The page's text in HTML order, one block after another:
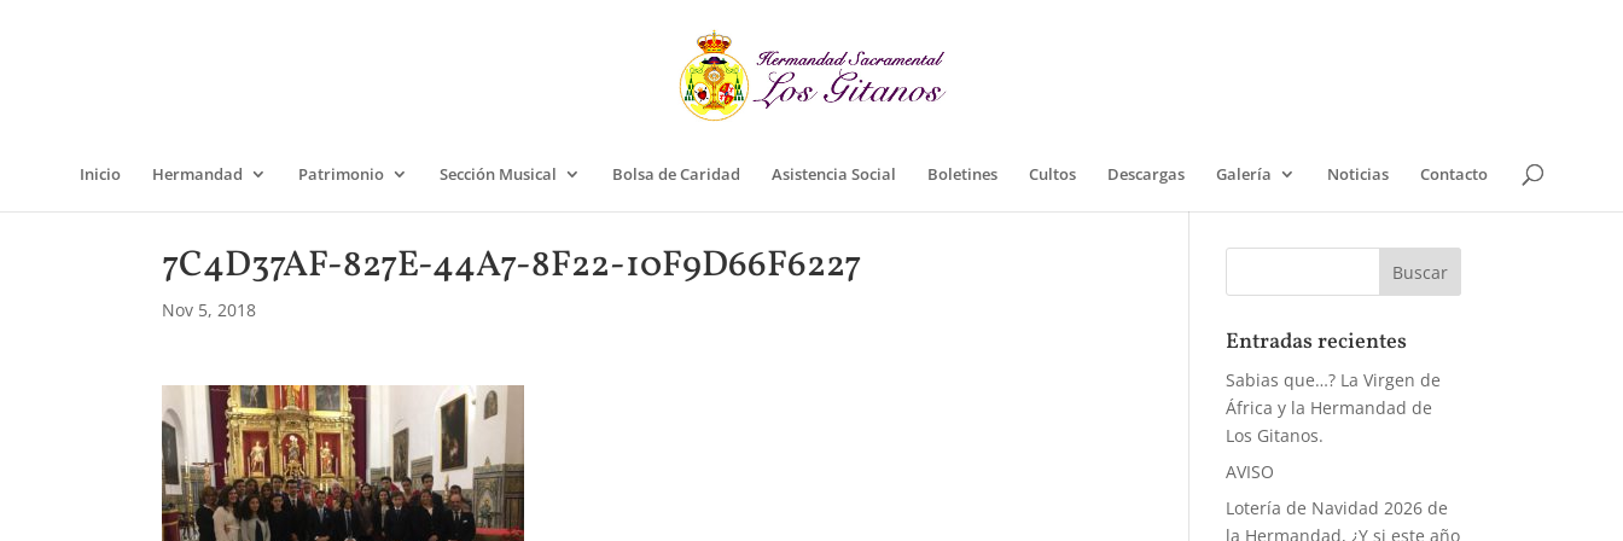
Inicio Hermandad Patrimonio Sección Musical Bolsa de Caridad Asistencia Social Boletines Cultos Descargas Galería Noticias Contacto
7C4D37AF-827E-44A7-8F22-10F9D66F6227
Nov 5, 2018
Entradas recientes
Sabias que…? La Virgen de
África y la Hermandad de
Los Gitanos.
AVISO
Lotería de Navidad 2026 de
la Hermandad, ¿Y si este año